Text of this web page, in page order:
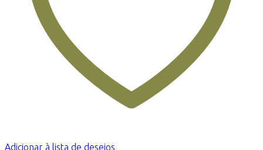
Adicionar à lista de desejos